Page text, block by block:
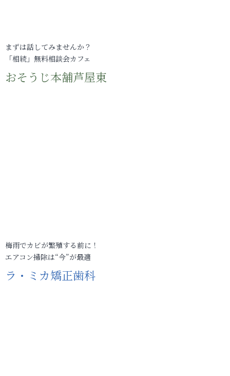
まずは話してみませんか？
「相続」無料相談会カフェ
おそうじ本舗芦屋東
梅雨でカビが繁殖する前に！
エアコン掃除は“今”が最適
ラ・ミカ矯正歯科